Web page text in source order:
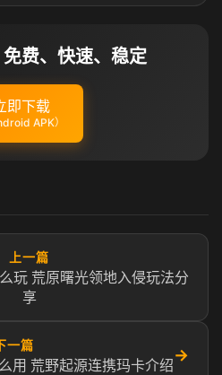
费、快速、稳定
即下载
APK）
上一篇
玩 荒原曙光领地入侵玩法分
享
一篇
用 荒野起源连携玛卡介绍
→